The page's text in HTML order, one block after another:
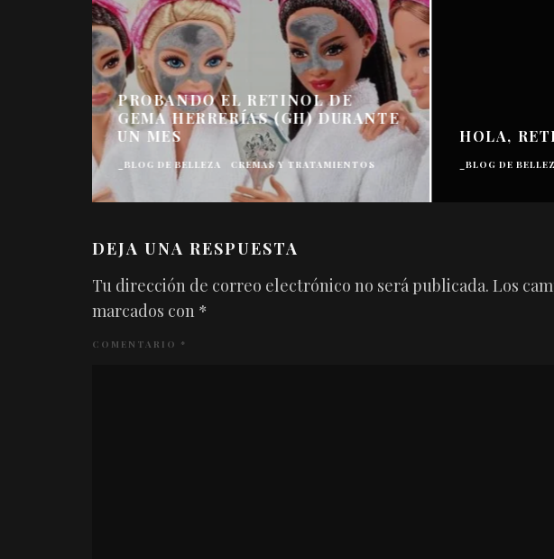
PROBANDO EL RETINOL DE
GEMA HERRERÍAS (GH) DURANTE
UN MES
_BLOG DE BELLEZA CREMAS Y TRATAMIENTOS
HOLA,
_BLOG DE
DEJA UNA RESPUESTA
Tu dirección de correo electrónico no será publicada. Los
marcados con *
COMENTARIO *